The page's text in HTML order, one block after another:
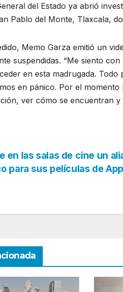
del Estado ya abrió
Pablo del Monte, Tlaxcala,
Memo Garza emitió un
suspendidas. “Me siento
en esta madrugada.
en pánico. Por el
ver cómo se encuentran y
en las salas de cine un
para sus películas de